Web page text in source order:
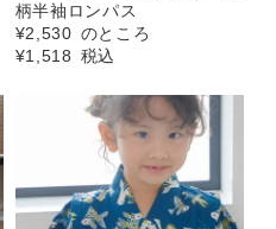
柄半袖ロンパス
¥2,530 のところ
¥1,518 税込